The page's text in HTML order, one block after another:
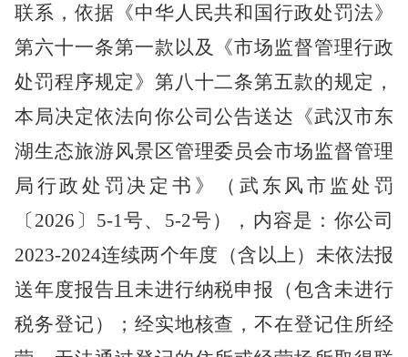
联系，依据《中华人民共和国行政处罚法》
第六十一条第一款以及《市场监督管理行政
处罚程序规定》第八十二条第五款的规定，
本局决定依法向你公司公告送达《武汉市东
湖生态旅游风景区管理委员会市场监督管理
局 行政处罚决定书》（武东风市监处罚
〔2026〕5-1号、5-2号）
，内容是：你公司
2023-2024连续两个年度 （含以上） 未依法报
送年度报告且未进行纳税申报（包含未进行
税务登记）
；经实地核查，不在登记住所经